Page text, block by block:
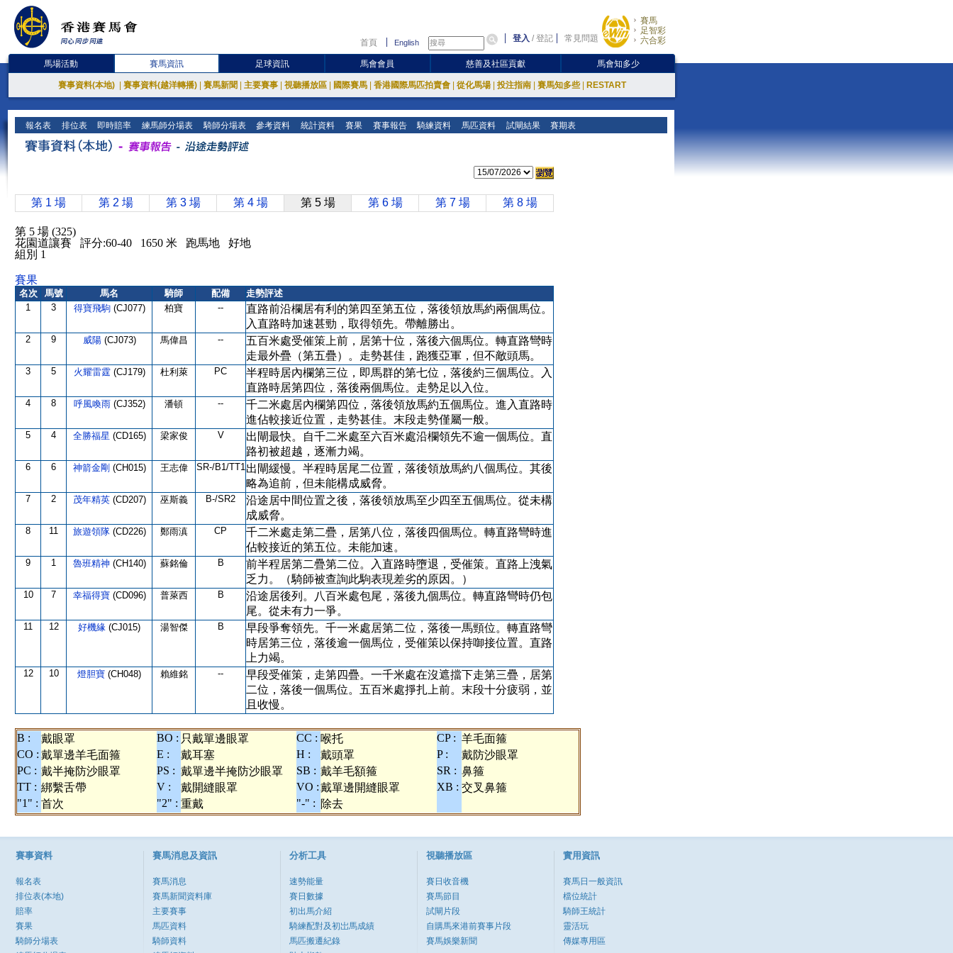
首頁 English 登入 /登記 常見問題
賽馬
足智彩
六合彩
馬場活動 賽馬資訊 足球資訊 馬會會員 慈善及社區貢獻 馬會知多少
賽事資料(本地) 賽事資料(越洋轉播) 賽馬新聞 主要賽事 視聽播放區 國際賽馬 香港國際馬匹拍賣會 從化馬場 投注指南 賽馬知多些 RESTART
報名表 排位表 即時賠率 練馬師分場表 騎師分場表 參考資料 統計資料 賽果 賽事報告 騎練資料 馬匹資料 試閘結果 賽期表
第 1 場 第 2 場 第 3 場 第 4 場 第 5 場 第 6 場 第 7 場 第 8 場
第 5 場 (325)
花園道讓賽 評分:60-40 1650 米 跑馬地 好地
組別 1
賽果
名次 馬號 馬名 騎師 配備
走勢評述
1
3 得寶飛駒 (CJ077) 柏寶 --
直路前沿欄居有利的第四至第五位，落後領放馬約兩個馬位。
入直路時加速甚勁，取得領先。帶離勝出。
2 9 威陽 (CJ073) 馬偉昌 --
五百米處受催策上前，居第十位，落後六個馬位。轉直路彎時
走最外疊（第五疊）。走勢甚佳，跑獲亞軍，但不敵頭馬。
3 5 火耀雷霆 (CJ179) 杜利萊 PC
半程時居內欄第三位，即馬群的第七位，落後約三個馬位。入
直路時居第四位，落後兩個馬位。走勢足以入位。
4 8 呼風喚雨 (CJ352) 潘頓 --
千二米處居內欄第四位，落後領放馬約五個馬位。進入直路時
進佔較接近位置，走勢甚佳。末段走勢僅屬一般。
5 4 全勝福星 (CD165) 梁家俊 V
出閘最快。自千二米處至六百米處沿欄領先不逾一個馬位。直
路初被超越，逐漸力竭。
6 6 神箭金剛 (CH015) 王志偉 SR-/B1/TT1出閘緩慢。半程時居尾二位置，落後領放馬約八個馬位。其後
略為追前，但未能構成威脅。
7 2 茂年精英 (CD207) 巫斯義 B-/SR2
沿途居中間位置之後，落後領放馬至少四至五個馬位。從未構
成威脅。
8 11 旅遊領隊 (CD226) 鄭雨滇 CP
千二米處走第二疊，居第八位，落後四個馬位。轉直路彎時進
佔較接近的第五位。未能加速。
9 1 魯班精神 (CH140) 蘇銘倫 B
前半程居第二疊第二位。入直路時墮退，受催策。直路上洩氣
乏力。（騎師被查詢此駒表現差劣的原因。）
10 7 幸福得寶 (CD096) 普萊西 B
沿途居後列。八百米處包尾，落後九個馬位。轉直路彎時仍包
尾。從未有力一爭。
11 12 好機緣 (CJ015) 湯智傑 B
早段爭奪領先。千一米處居第二位，落後一馬頸位。轉直路彎
時居第三位，落後逾一個馬位，受催策以保持啣接位置。直路
上力竭。
12 10 燈胆寶 (CH048) 賴維銘 --
早段受催策，走第四疊。一千米處在沒遮擋下走第三疊，居第
二位，落後一個馬位。五百米處掙扎上前。末段十分疲弱，並
且收慢。
B : 戴眼罩 BO : 只戴單邊眼罩 CC : 喉托 CP : 羊毛面箍
CO : 戴單邊羊毛面箍 E : 戴耳塞 H : 戴頭罩 P :
戴防沙眼罩
PC : 戴半掩防沙眼罩 PS : 戴單邊半掩防沙眼罩 SB : 戴羊毛額箍 SR : 鼻箍
TT : 綁繫舌帶 V : 戴開縫眼罩 VO :戴單邊開縫眼罩 XB : 交叉鼻箍
"1" : 首次 "2" : 重戴 "-" : 除去
賽事資料
報名表
排位表(本地)
賠率
賽果
騎師分場表
賽馬消息及資訊
賽馬消息
賽馬新聞資料庫
主要賽事
馬匹資料
騎師資料
分析工具
速勢能量
賽日數據
初出馬介紹
騎練配對及初岀馬成績
馬匹搬遷紀錄
視聽播放區
賽日收音機
賽馬節目
試閘片段
自購馬來港前賽事片段
賽馬娛樂新聞
實用資訊
賽馬日一般資訊
檔位統計
騎師王統計
靈活玩
傳媒專用區